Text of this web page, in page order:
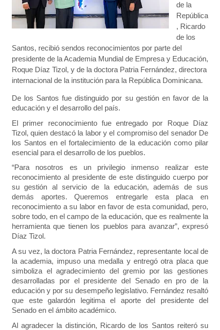
de la
República
, Ricardo
de los
Santos, recibió sendos reconocimientos por parte del
presidente de la Academia Mundial de Empresa y Educación,
Roque Díaz Tizol, y de la doctora Patria Fernández, directora
internacional de la institución para la República Dominicana.
De los Santos fue distinguido por su gestión en favor de la
educación y el desarrollo del país.
El primer reconocimiento fue entregado por Roque Díaz
Tizol, quien destacó la labor y el compromiso del senador De
los Santos en el fortalecimiento de la educación como pilar
esencial para el desarrollo de los pueblos.
“Para nosotros es un privilegio inmenso realizar este
reconocimiento al presidente de este distinguido cuerpo por
su gestión al servicio de la educación, además de sus
demás aportes. Queremos entregarle esta placa en
reconocimiento a su labor en favor de esta comunidad, pero,
sobre todo, en el campo de la educación, que es realmente la
herramienta que tienen los pueblos para avanzar”, expresó
Díaz Tizol.
A su vez, la doctora Patria Fernández, representante local de
la academia, impuso una medalla y entregó otra placa que
simboliza el agradecimiento del gremio por las gestiones
desarrolladas por el presidente del Senado en pro de la
educación y por su desempeño legislativo. Fernández resaltó
que este galardón legitima el aporte del presidente del
Senado en el ámbito académico.
Al agradecer la distinción, Ricardo de los Santos reiteró su